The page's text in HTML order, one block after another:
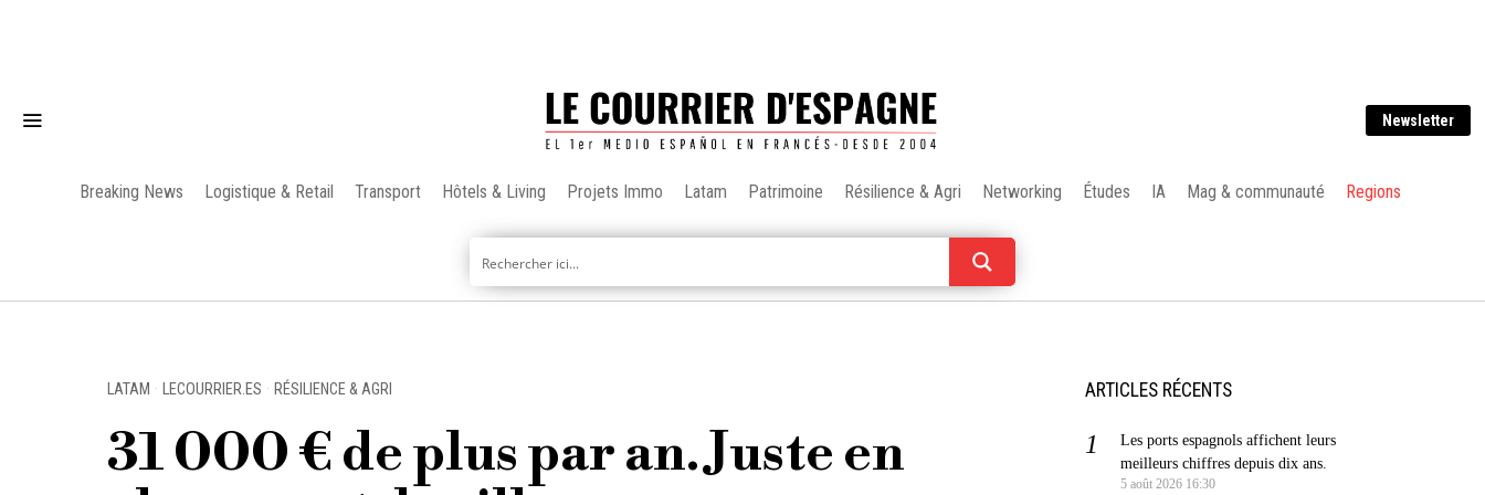
Newsletter
Breaking News Logistique & Retail Transport Hôtels & Living Projets Immo Latam Patrimoine Résilience & Agri Networking Études IA Mag & communauté Regions
LATAM · LECOURRIER.ES · RÉSILIENCE & AGRI
31 000 € de plus par an. Juste en
ARTICLES RÉCENTS
Les ports espagnols affichent leurs
meilleurs chiffres depuis dix ans.
5 août 2026 16:30